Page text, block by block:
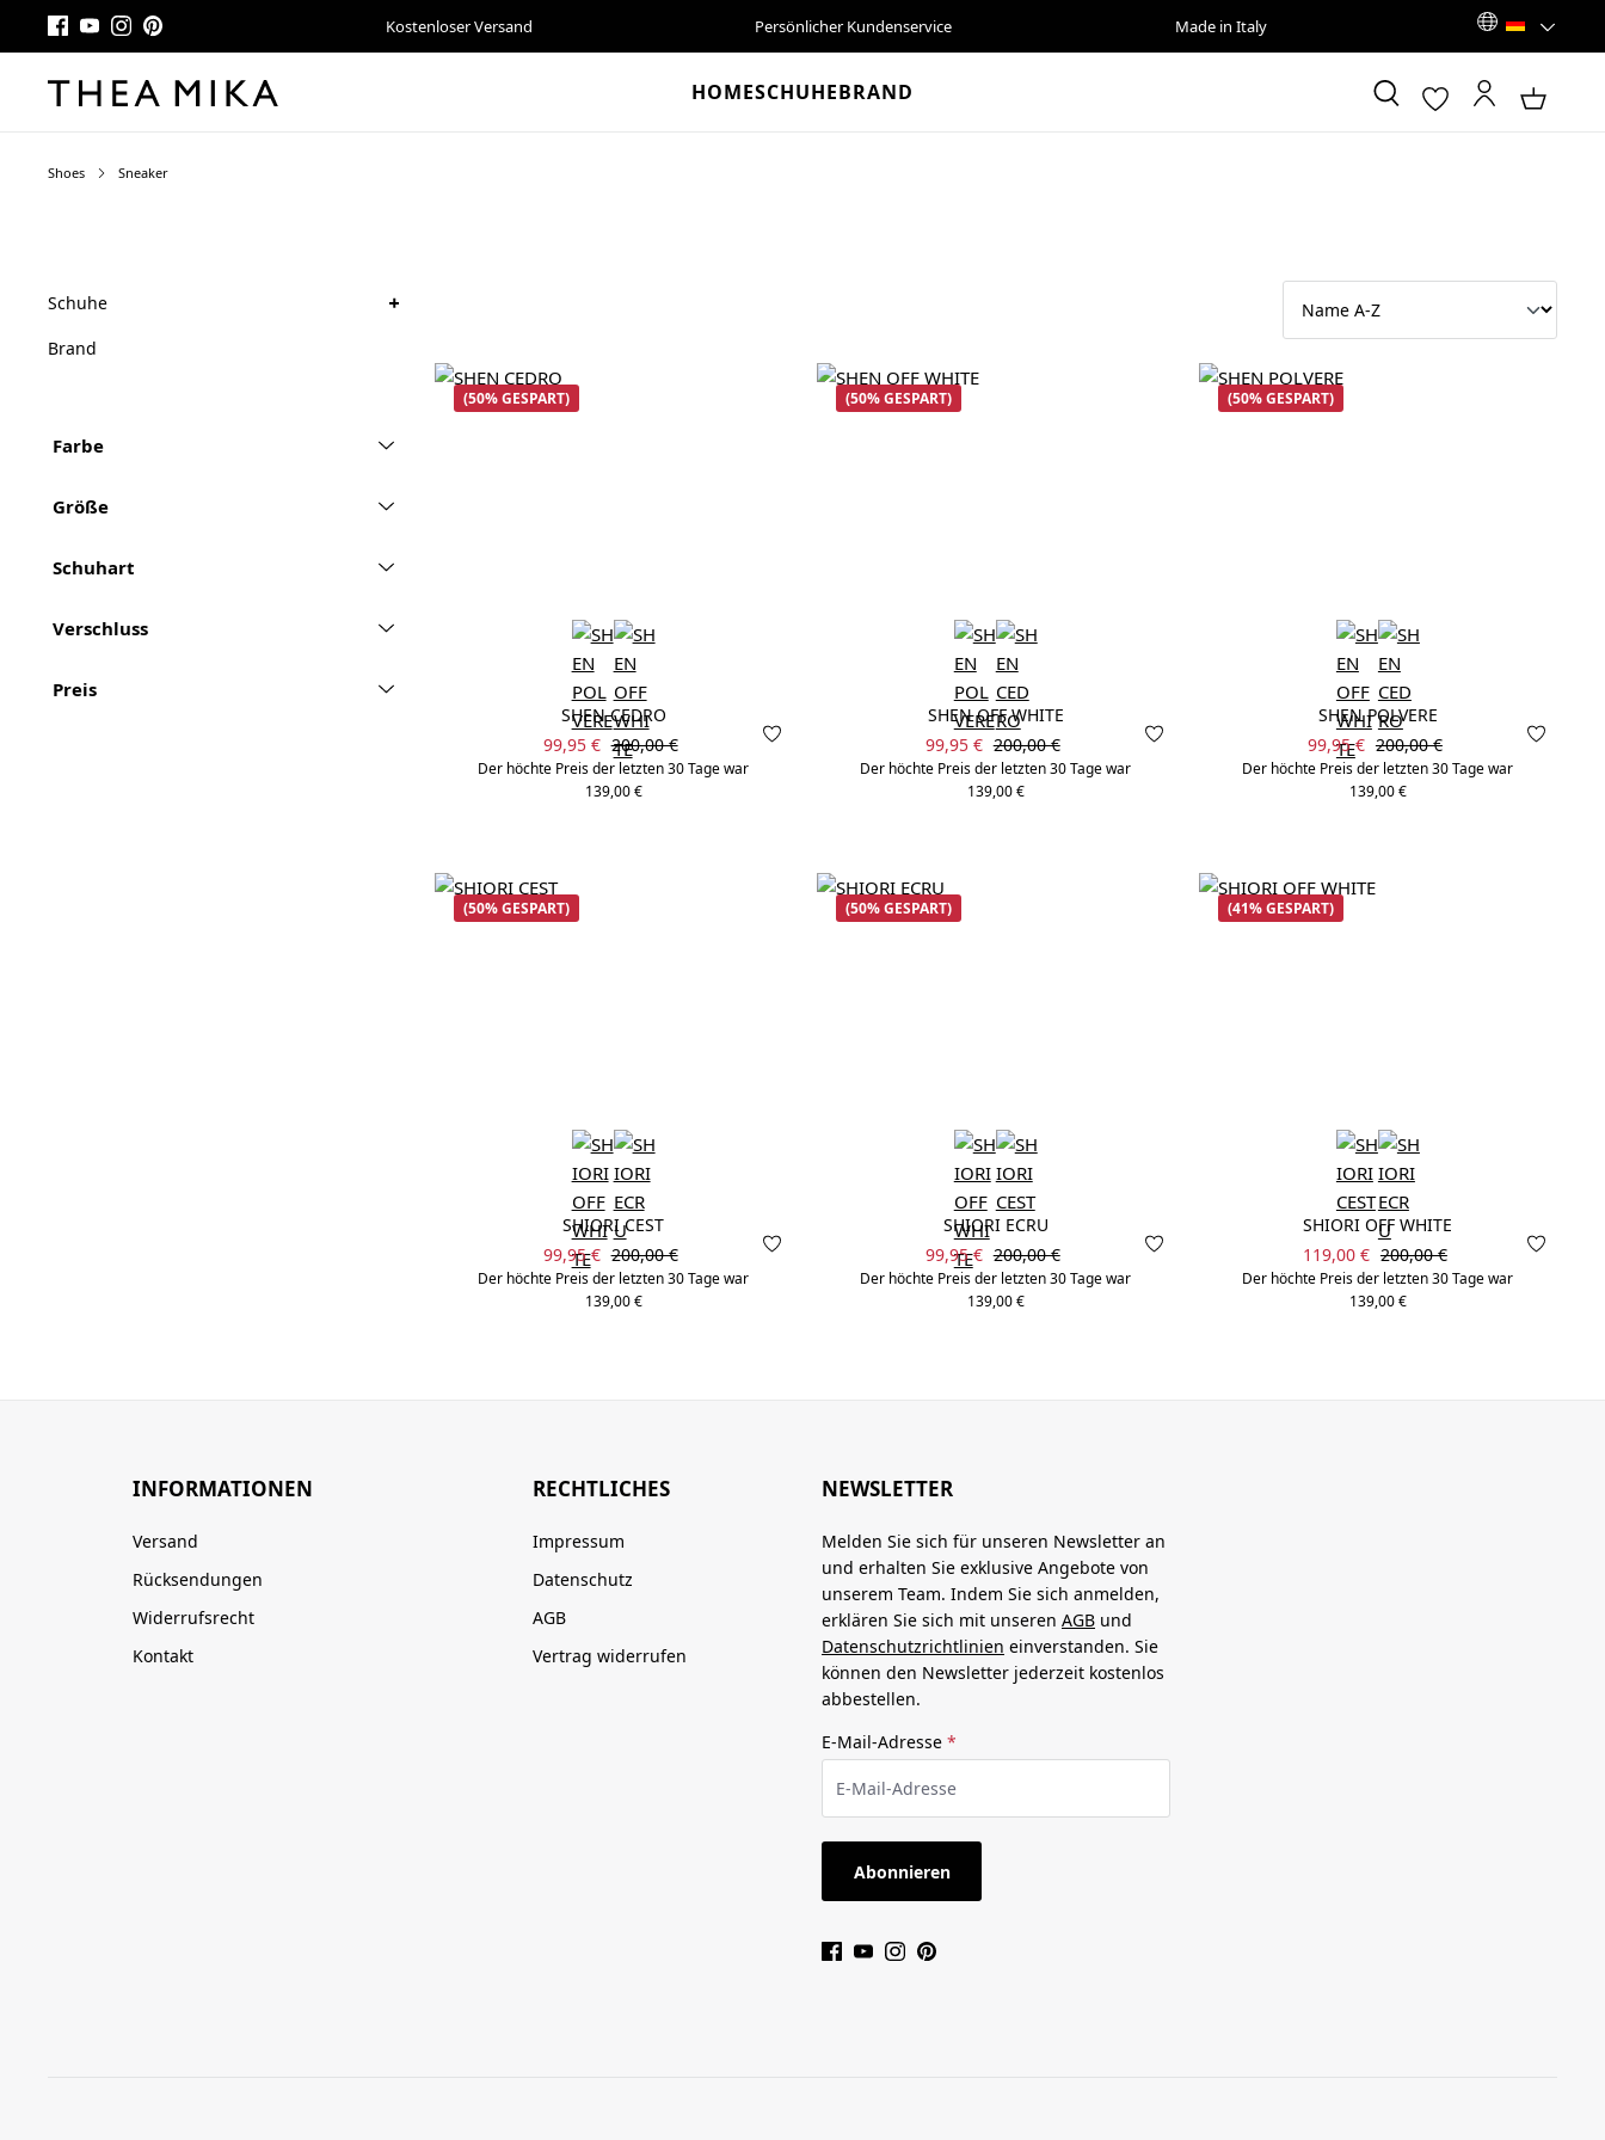
Kostenloser Versand Persönlicher Kundenservice Made in Italy
HOMESCHUHEBRAND
Shoes Sneaker
Schuhe +
Brand
Farbe
Größe
Schuhart
Verschluss
Preis
(50% GESPART)
SHEN CEDRO
Verkaufspreis:
99,95 € Regulärer Preis:
200,00 €
Der höchte Preis der letzten 30 Tage war
139,00 €
(50% GESPART)
SHEN OFF WHITE
Verkaufspreis:
99,95 € Regulärer Preis:
200,00 €
Der höchte Preis der letzten 30 Tage war
139,00 €
(50% GESPART)
SHEN POLVERE
Verkaufspreis:
99,95 € Regulärer Preis:
200,00 €
Der höchte Preis der letzten 30 Tage war
139,00 €
(50% GESPART)
SHIORI CEST
Verkaufspreis:
99,95 € Regulärer Preis:
200,00 €
Der höchte Preis der letzten 30 Tage war
139,00 €
(50% GESPART)
SHIORI ECRU
Verkaufspreis:
99,95 € Regulärer Preis:
200,00 €
Der höchte Preis der letzten 30 Tage war
139,00 €
(41% GESPART)
SHIORI OFF WHITE
Verkaufspreis:
119,00 € Regulärer Preis:
200,00 €
Der höchte Preis der letzten 30 Tage war
139,00 €
INFORMATIONEN
Versand
Rücksendungen
Widerrufsrecht
Kontakt
RECHTLICHES
Impressum
Datenschutz
AGB
Vertrag widerrufen
NEWSLETTER
Melden Sie sich für unseren Newsletter an
und erhalten Sie exklusive Angebote von
unserem Team. Indem Sie sich anmelden,
erklären Sie sich mit unseren AGB und
Datenschutzrichtlinien einverstanden. Sie
können den Newsletter jederzeit kostenlos
abbestellen.
E-Mail-Adresse *
Abonnieren